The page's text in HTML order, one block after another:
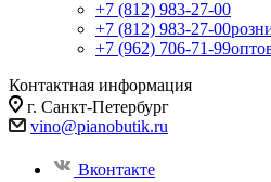
+7 (812) 983-27-00
+7 (812) 983-27-00
+7 (962) 706-71-99
Контактная информация
г. Санкт-Петербург
vino@pianobutik.ru
Вконтакте